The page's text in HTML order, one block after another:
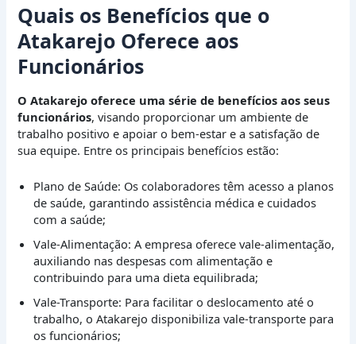
Quais os Benefícios que o
Atakarejo Oferece aos
Funcionários
O Atakarejo oferece uma série de benefícios aos seus
funcionários, visando proporcionar um ambiente de
trabalho positivo e apoiar o bem-estar e a satisfação de
sua equipe. Entre os principais benefícios estão:
Plano de Saúde: Os colaboradores têm acesso a planos
de saúde, garantindo assistência médica e cuidados
com a saúde;
Vale-Alimentação: A empresa oferece vale-alimentação,
auxiliando nas despesas com alimentação e
contribuindo para uma dieta equilibrada;
Vale-Transporte: Para facilitar o deslocamento até o
trabalho, o Atakarejo disponibiliza vale-transporte para
os funcionários;